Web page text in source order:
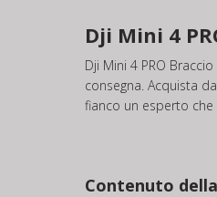
Dji Mini 4
Dji Mini 4 PRO
consegna. Acquista
fianco un esperto
Contenuto